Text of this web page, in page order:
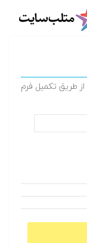
طریق تکمیل فرم